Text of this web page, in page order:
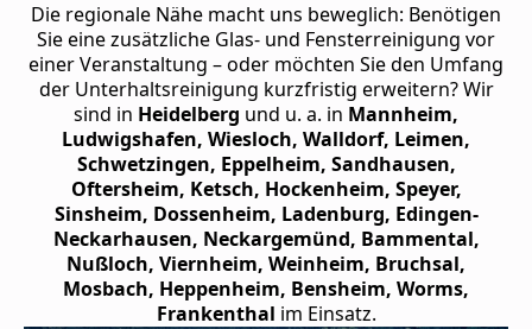
Die regionale Nähe macht uns beweglich: Benötigen
Sie eine zusätzliche Glas- und Fensterreinigung vor
einer Veranstaltung – oder möchten Sie den Umfang
der Unterhaltsreinigung kurzfristig erweitern? Wir
sind in Heidelberg und u. a. in Mannheim,
Ludwigshafen, Wiesloch, Walldorf, Leimen,
Schwetzingen, Eppelheim, Sandhausen,
Oftersheim, Ketsch, Hockenheim, Speyer,
Sinsheim, Dossenheim, Ladenburg, Edingen-
Neckarhausen, Neckargemünd, Bammental,
Nußloch, Viernheim, Weinheim, Bruchsal,
Mosbach, Heppenheim, Bensheim, Worms,
Frankenthal im Einsatz.